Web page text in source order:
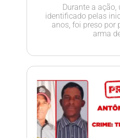
Durante a ação,
identificado pelas
anos, foi preso por
arma